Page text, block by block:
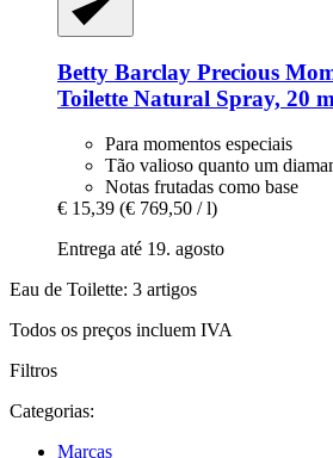
Betty Barclay Precious
Toilette Natural Spray, 20
Para momentos especiais
Tão valioso quanto um
Notas frutadas como base
€ 15,39 (€ 769,50 / l)
Entrega até 19. agosto
Eau de Toilette: 3 artigos
Todos os preços incluem IVA
Filtros
Categorias:
Marcas